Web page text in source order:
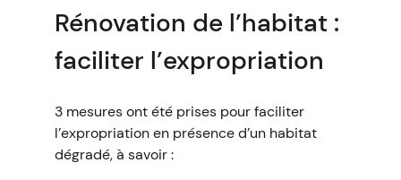
Rénovation de l’habitat :
faciliter l’expropriation
3 mesures ont été prises pour faciliter
l’expropriation en présence d’un habitat
dégradé, à savoir :